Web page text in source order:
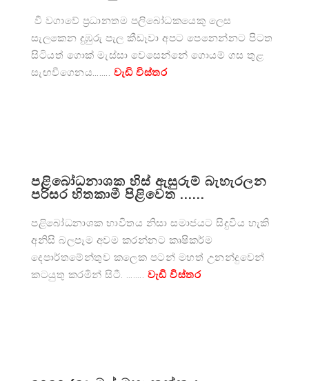
වී වගාවේ ප්‍රධානතම පලිබෝධකයෙකු ලෙස
සැලකෙන දුඹුරු පැල කීඩෑවා අපට පෙනෙන්නට පිටත
සිටියත් ගොක් මැස්සා වෙසෙන්නේ ගොයම් ගස තුළ
සැඟවීගෙනය…….. වැඩි විස්තර
පළිබෝධනාශක හිස් ඇසුරුම් බැහැරලන
පරිසර හිතකාමී පිළිවෙත ......
පළිබෝධනාශක භාවිතය නිසා සමාජයට සිදුවිය හැකි
අනිසි බලපෑම අවම කරන්නට කෘෂිකර්ම
දෙපාර්තමේන්තුව කලෙක පටන් මහත් උනන්දුවෙන්
කටයුතු කරමින් සිටී. …….. වැඩි විස්තර